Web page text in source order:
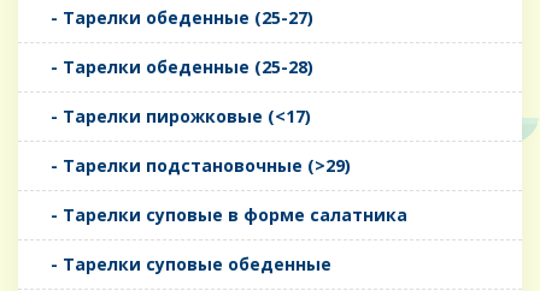
- Тарелки обеденные (25-27)
- Тарелки обеденные (25-28)
- Тарелки пирожковые (<17)
- Тарелки подстановочные (>29)
- Тарелки суповые в форме салатника
- Тарелки суповые обеденные